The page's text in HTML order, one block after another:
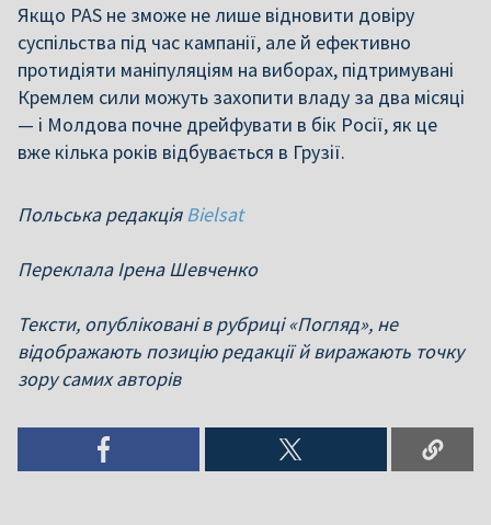
Якщо PAS не зможе не лише відновити довіру
суспільства під час кампанії, але й ефективно
протидіяти маніпуляціям на виборах, підтримувані
Кремлем сили можуть захопити владу за два місяці
— і Молдова почне дрейфувати в бік Росії, як це
вже кілька років відбувається в Грузії.
Польська редакція Bielsat
Переклала Ірена Шевченко
Тексти, опубліковані в рубриці «Погляд», не
відображають позицію редакції й виражають точку
зору самих авторів